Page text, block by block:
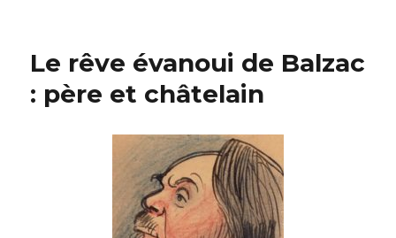
Le rêve évanoui de Balzac
: père et châtelain